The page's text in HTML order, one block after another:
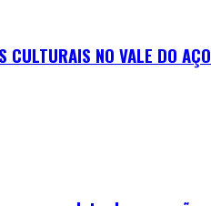
CULTURAIS NO VALE DO AÇO